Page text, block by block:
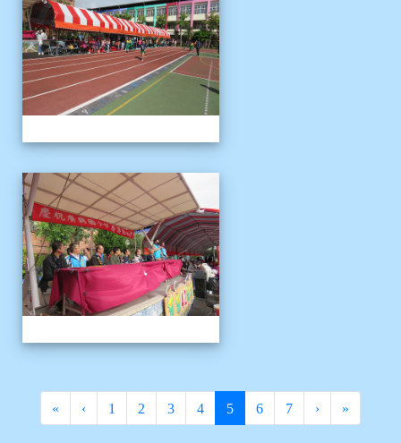
« ‹ 1 2 3 4 5(current)
6 7 › »